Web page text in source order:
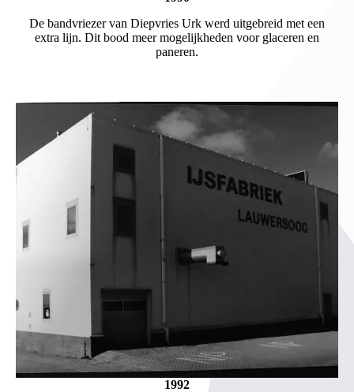
De bandvriezer van Diepvries Urk werd uitgebreid met een
extra lijn. Dit bood meer mogelijkheden voor glaceren en
paneren.
1992